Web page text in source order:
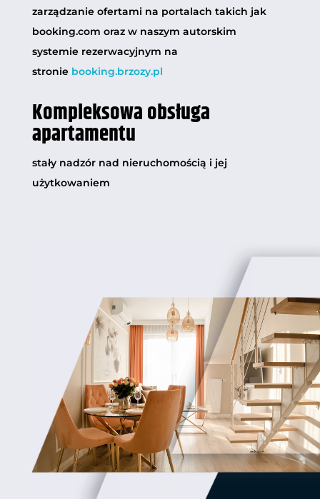
zarządzanie ofertami na portalach takich jak
booking.com oraz w naszym autorskim
systemie rezerwacyjnym na
stronie booking.brzozy.pl
Kompleksowa obsługa
apartamentu
stały nadzór nad nieruchomością i jej
użytkowaniem